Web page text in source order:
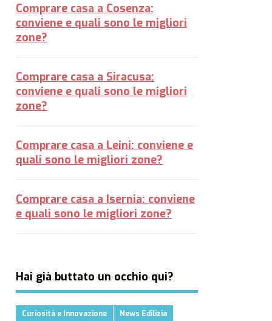
Comprare casa a Cosenza:
conviene e quali sono le migliori
zone?
Comprare casa a Siracusa:
conviene e quali sono le migliori
zone?
Comprare casa a Leini: conviene e
quali sono le migliori zone?
Comprare casa a Isernia: conviene
e quali sono le migliori zone?
Hai già buttato un occhio qui?
Curiosità e Innovazione
News Edilizia